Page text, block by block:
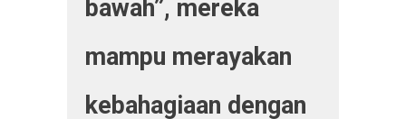
bawah”, mereka
mampu merayakan
kebahagiaan dengan